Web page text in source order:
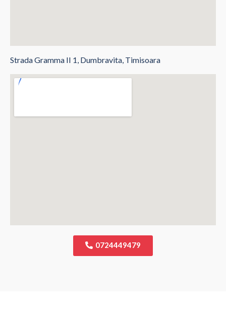
Strada Gramma II 1, Dumbravita, Timisoara
0724449479